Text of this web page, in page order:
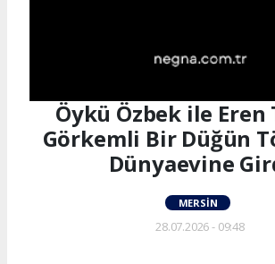
Öykü Özbek ile Eren
Görkemli Bir Düğün
Dünyaevine
MERSIN
28.07.2026 - 09:48